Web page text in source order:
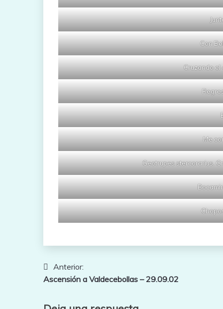
Con
Cruzando el
Me
Geotrupes stercorarius.
Navegación
de
entradas
Anterior:
Ascensión a Valdecebollas – 29.09.02